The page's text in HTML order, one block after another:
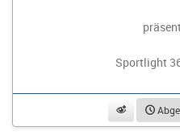
Sportlight
beobachten